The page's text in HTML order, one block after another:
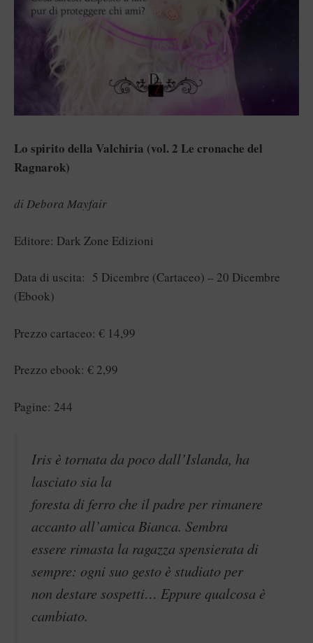
Lo spirito della Valchiria (vol. 2 Le cronache del
Ragnarok)
di Debora Mayfair
Editore: Dark Zone Edizioni
Data di uscita: 5 Dicembre (Cartaceo) – 20 Dicembre
(Ebook)
Prezzo cartaceo: € 14,99
Prezzo ebook: € 2,99
Pagine: 244
Iris è tornata da poco dall’Islanda, ha
lasciato sia la
foresta di ferro che il padre per rimanere
accanto all’amica Bianca. Sembra
essere rimasta la ragazza spensierata di
sempre: ogni suo gesto è studiato per
non destare sospetti… Eppure qualcosa è
cambiato.